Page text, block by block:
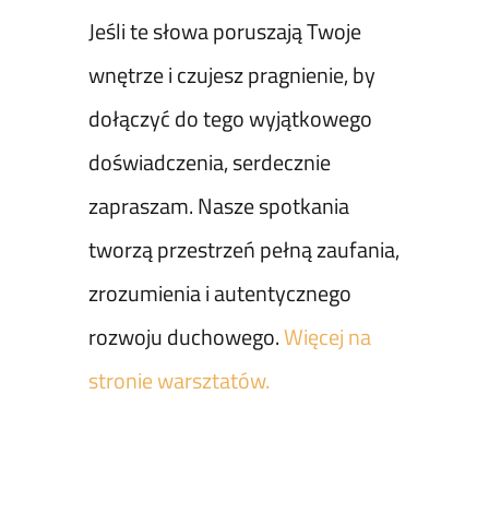
Jeśli te słowa poruszają Twoje
wnętrze i czujesz pragnienie, by
dołączyć do tego wyjątkowego
doświadczenia, serdecznie
zapraszam. Nasze spotkania
tworzą przestrzeń pełną zaufania,
zrozumienia i autentycznego
rozwoju duchowego.Więcej na
stronie warsztatów.